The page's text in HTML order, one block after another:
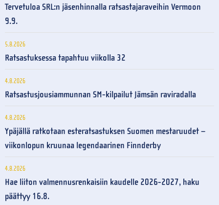
Tervetuloa SRL:n jäsenhinnalla ratsastajaraveihin Vermoon
9.9.
5.8.2026
Ratsastuksessa tapahtuu viikolla 32
4.8.2026
Ratsastusjousiammunnan SM-kilpailut Jämsän raviradalla
4.8.2026
Ypäjällä ratkotaan esteratsastuksen Suomen mestaruudet –
viikonlopun kruunaa legendaarinen Finnderby
4.8.2026
Hae liiton valmennusrenkaisiin kaudelle 2026-2027, haku
päättyy 16.8.